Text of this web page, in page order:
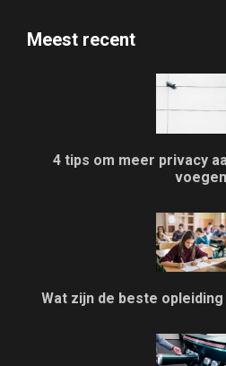
Meest recent
4 tips om meer privacy
voegen
Wat zijn de beste